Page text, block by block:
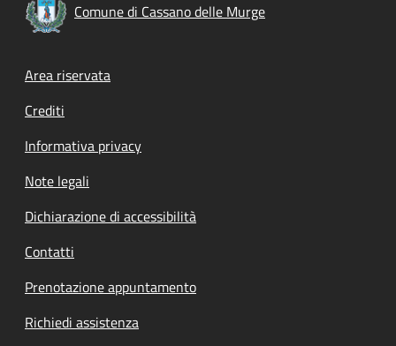
Comune di Cassano delle Murge
Footer menu
Area riservata
Crediti
Informativa privacy
Note legali
Dichiarazione di accessibilità
Contatti
Prenotazione appuntamento
Richiedi assistenza